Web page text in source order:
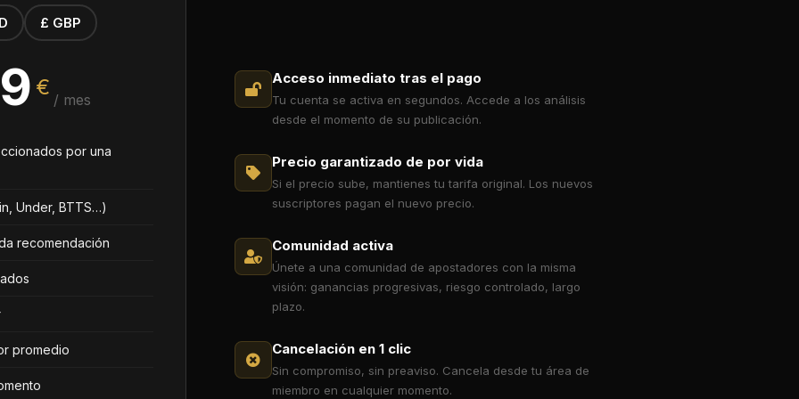
£ GBP
€ / mes
por una
Under, BTTS…)
recomendación
promedio
Acceso inmediato tras el pago
Tu cuenta se activa en segundos. Accede a los análisis
desde el momento de su publicación.
Precio garantizado de por vida
Si el precio sube, mantienes tu tarifa original. Los nuevos
suscriptores pagan el nuevo precio.
Comunidad activa
Únete a una comunidad de apostadores con la misma
visión: ganancias progresivas, riesgo controlado, largo
plazo.
Cancelación en 1 clic
Sin compromiso, sin preaviso. Cancela desde tu área de
miembro en cualquier momento.